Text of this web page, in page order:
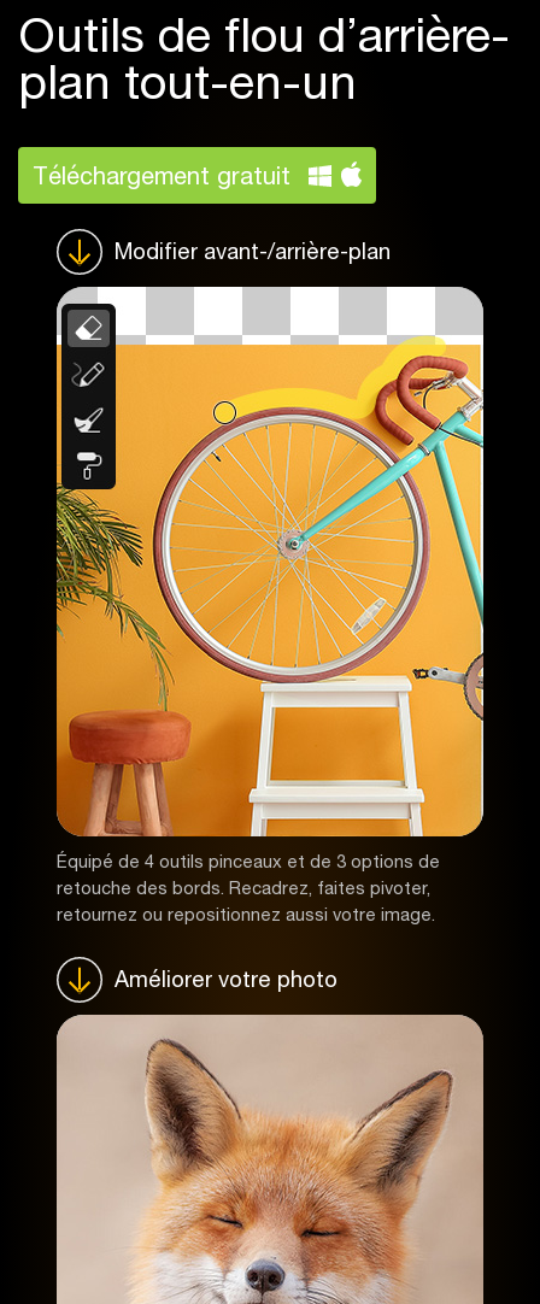
Outils de flou d’arrière-
plan tout-en-un
Téléchargement gratuit
Modifier avant-/arrière-plan
Équipé de 4 outils pinceaux et de 3 options de
retouche des bords. Recadrez, faites pivoter,
retournez ou repositionnez aussi votre image.
Améliorer votre photo